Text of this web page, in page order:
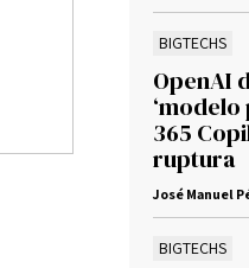
BIGTECHS
OpenAI
365
ruptura
José Manuel
BIGTECHS